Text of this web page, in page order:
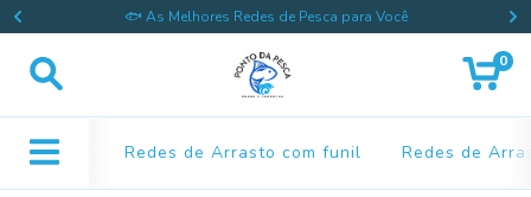
🐟 As Melhores Redes de Pesca para Você
0
Redes de Arrasto com funil Redes de